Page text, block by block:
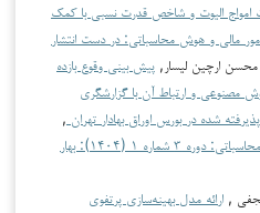
امواج الیوت و شاخص قدرت نسبی با کمک
مالی و هوش محاسباتی: در دست انتشار
محسن ارچین لیسار, پیش بینی وقوع بازده
مصنوعی و ارتباط آن با گزارشگری
شده در بورس اوراق بهادار تهران ,
حسابداری، امور مالی و هوش محاسباتی: دوره ۳ شماره ۱ (۱۴۰۴): بهار
, ارائه مدل بهینه‌سازی پرتفوی